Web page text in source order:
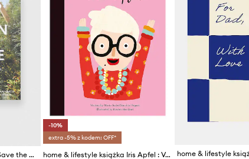
Książka Houses That Can Save the World by Courtenay Smith, Sean Topham, English
-10%
extra -5% z kodem: OFF*
home & lifestyle książka Iris Apfel : Volume 64 by Maria Isabel Sanchez Vegara, English